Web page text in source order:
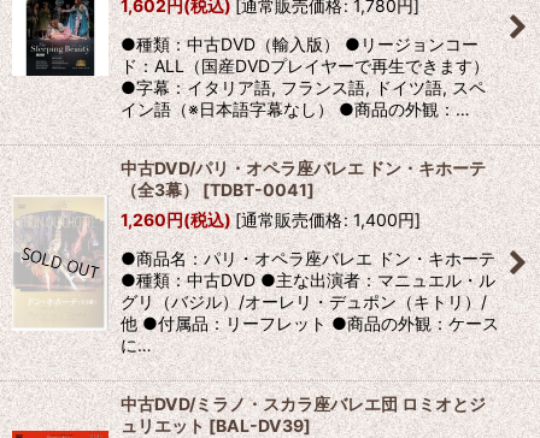
1,602円(税込) [通常販売価格: 1,780円]
●種類：中古DVD（輸入版） ●リージョンコー
ド：ALL（国産DVDプレイヤーで再生できます）
●字幕：イタリア語, フランス語, ドイツ語, スペ
イン語（※日本語字幕なし） ●商品の外観：…
中古DVD/パリ・オペラ座バレエ ドン・キホーテ
（全3幕）[TDBT-0041]
1,260円(税込)[通常販売価格: 1,400円]
●商品名：パリ・オペラ座バレエ ドン・キホーテ
●種類：中古DVD ●主な出演者：マニュエル・ル
グリ（バジル）/オーレリ・デュポン（キトリ）/
他 ●付属品：リーフレット ●商品の外観：ケース
に…
中古DVD/ミラノ・スカラ座バレエ団 ロミオとジ
ュリエット [BAL-DV39]